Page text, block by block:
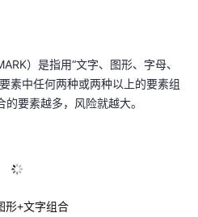
）是指用“文字、图形、字母、
素中任何两种或两种以上的要素组
要素越多，风险就越大。
形+文字组合